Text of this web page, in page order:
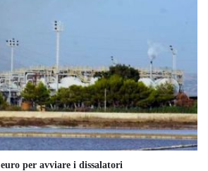
per avviare i dissalatori